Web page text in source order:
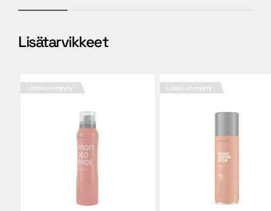
Lisätarvikkeet
Loppuunmyyty Loppuunmyyty